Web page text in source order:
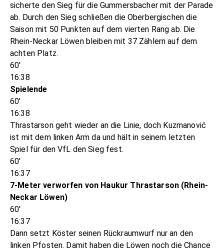
sicherte den Sieg für die Gummersbacher mit der Parade
ab. Durch den Sieg schließen die Oberbergischen die
Saison mit 50 Punkten auf dem vierten Rang ab. Die
Rhein-Neckar Löwen bleiben mit 37 Zählern auf dem
achten Platz.
60'
16:38
Spielende
60'
16:38
Thrastarson geht wieder an die Linie, doch Kuzmanović
ist mit dem linken Arm da und hält in seinem letzten
Spiel für den VfL den Sieg fest.
60'
16:37
7-Meter verworfen von Haukur Thrastarson (Rhein-
Neckar Löwen)
60'
16:37
Dann setzt Köster seinen Rückraumwurf nur an den
linken Pfosten. Damit haben die Löwen noch die Chance